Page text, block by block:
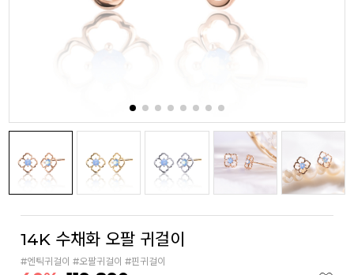
14K 수채화 오팔 귀걸이
#엔틱귀걸이 #오팔귀걸이 #핀귀걸이